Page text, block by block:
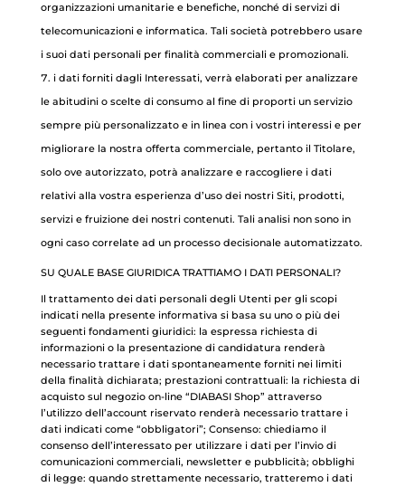
organizzazioni umanitarie e benefiche, nonché di servizi di
telecomunicazioni e informatica. Tali società potrebbero usare
i suoi dati personali per finalità commerciali e promozionali.
i dati forniti dagli Interessati, verrà elaborati per analizzare
le abitudini o scelte di consumo al fine di proporti un servizio
sempre più personalizzato e in linea con i vostri interessi e per
migliorare la nostra offerta commerciale, pertanto il Titolare,
solo ove autorizzato, potrà analizzare e raccogliere i dati
relativi alla vostra esperienza d’uso dei nostri Siti, prodotti,
servizi e fruizione dei nostri contenuti. Tali analisi non sono in
ogni caso correlate ad un processo decisionale automatizzato.
SU QUALE BASE GIURIDICA TRATTIAMO I DATI PERSONALI?
Il trattamento dei dati personali degli Utenti per gli scopi
indicati nella presente informativa si basa su uno o più dei
seguenti fondamenti giuridici: la espressa richiesta di
informazioni o la presentazione di candidatura renderà
necessario trattare i dati spontaneamente forniti nei limiti
della finalità dichiarata; prestazioni contrattuali: la richiesta di
acquisto sul negozio on-line “DIABASI Shop” attraverso
l’utilizzo dell’account riservato renderà necessario trattare i
dati indicati come “obbligatori”; Consenso: chiediamo il
consenso dell’interessato per utilizzare i dati per l’invio di
comunicazioni commerciali, newsletter e pubblicità; obblighi
di legge: quando strettamente necessario, tratteremo i dati